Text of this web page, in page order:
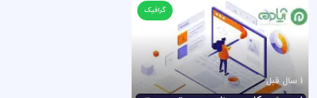
گرافیک
1 سال قبل